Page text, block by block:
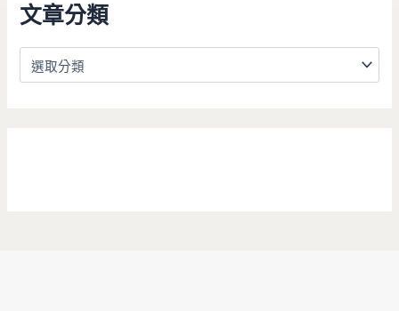
文章分類